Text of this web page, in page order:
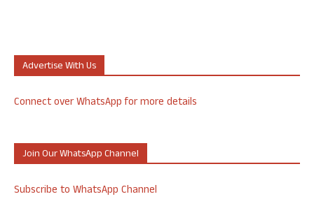
Advertise With Us
Connect over WhatsApp for more details
Join Our WhatsApp Channel
Subscribe to WhatsApp Channel